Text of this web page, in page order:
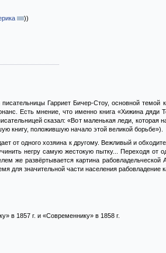
))
Гарриет Бичер-Стоу, основной
Есть мнение, что именно книга «Хижина дяди
сказал: «Вот маленькая леди,
книгу, положившую начало этой великой борьбе»).
от одного хозяина к другому. Вежливый и
негру самую жестокую пытку... Переходя от
же развёртывается картина
для значительной части населения
в 1857 г. и «Современнику» в 1858 г.